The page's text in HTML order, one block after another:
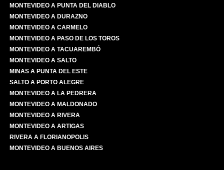
MONTEVIDEO A PUNTA DEL DIABLO
MONTEVIDEO A DURAZNO
MONTEVIDEO A CARMELO
MONTEVIDEO A PASO DE LOS TOROS
MONTEVIDEO A TACUAREMBÓ
MONTEVIDEO A SALTO
MINAS A PUNTA DEL ESTE
SALTO A PORTO ALEGRE
MONTEVIDEO A LA PEDRERA
MONTEVIDEO A MALDONADO
MONTEVIDEO A RIVERA
MONTEVIDEO A ARTIGAS
RIVERA A FLORIANOPOLIS
MONTEVIDEO A BUENOS AIRES